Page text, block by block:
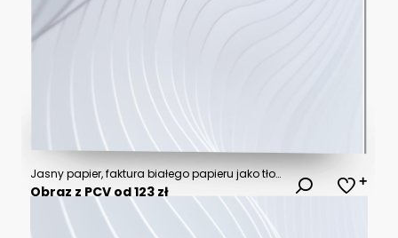
Jasny papier, faktura białego papieru jako tło lub tekstura.
Obraz z PCV od 123 zł